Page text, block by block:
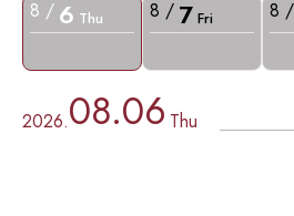
8 / 6 Thu 8 / 7 Fri 8 /
2026.08.06 Thu